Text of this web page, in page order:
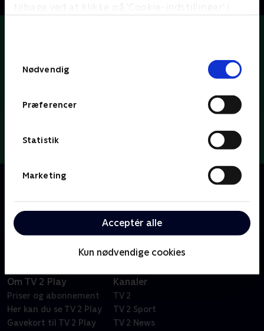
tilbage ved at klikke på ’Cookie-indstillinger’ i
Nødvendig
Præferencer
Statistik
Marketing
Acceptér alle
Kun nødvendige cookies
Om Dybvaaaaad
af parodier, sketches og satire om tv-koncepter, tv-
tilrettelæggere og tv-personligheder.
Om TV 2 Play
Priser og abonnement
Her kan du se TV 2 Play
Gavekort til TV 2 Play
Kanaler
TV 2
TV 2 Sport
TV 2 News